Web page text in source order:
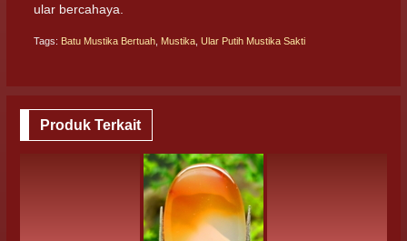
ular bercahaya.
Tags: Batu Mustika Bertuah Mustika Ular Putih Mustika Sakti
Produk Terkait